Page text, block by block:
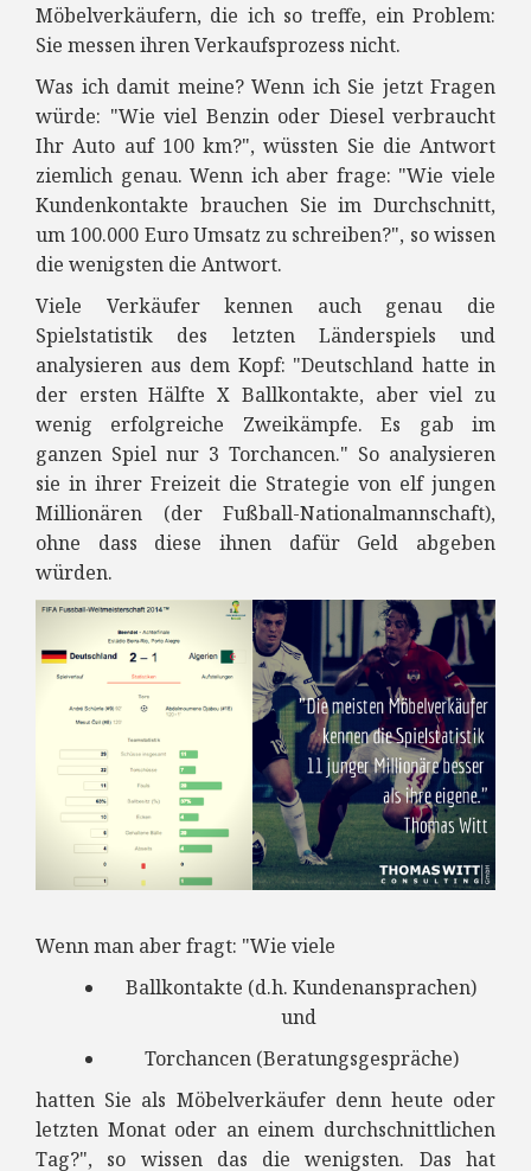
Möbelverkäufern, die ich so treffe, ein Problem:
Sie messen ihren Verkaufsprozess nicht.
Was ich damit meine? Wenn ich Sie jetzt Fragen
würde: "Wie viel Benzin oder Diesel verbraucht
Ihr Auto auf 100 km?", wüssten Sie die Antwort
ziemlich genau. Wenn ich aber frage: "Wie viele
Kundenkontakte brauchen Sie im Durchschnitt,
um 100.000 Euro Umsatz zu schreiben?", so wissen
die wenigsten die Antwort.
Viele Verkäufer kennen auch genau die
Spielstatistik des letzten Länderspiels und
analysieren aus dem Kopf: "Deutschland hatte in
der ersten Hälfte X Ballkontakte, aber viel zu
wenig erfolgreiche Zweikämpfe. Es gab im
ganzen Spiel nur 3 Torchancen." So analysieren
sie in ihrer Freizeit die Strategie von elf jungen
Millionären (der Fußball-Nationalmannschaft),
ohne dass diese ihnen dafür Geld abgeben
würden.
Wenn man aber fragt: "Wie viele
Ballkontakte (d.h. Kundenansprachen)
und
Torchancen (Beratungsgespräche)
hatten Sie als Möbelverkäufer denn heute oder
letzten Monat oder an einem durchschnittlichen
Tag?", so wissen das die wenigsten. Das hat